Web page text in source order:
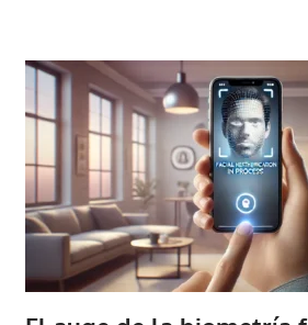
tiene
estar
en
chino